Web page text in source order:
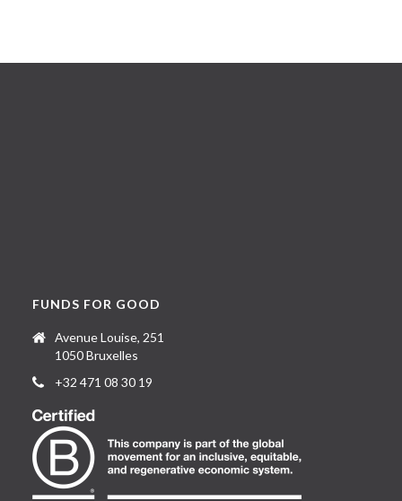
FUNDS FOR GOOD
Avenue Louise, 251
1050 Bruxelles
+32 471 08 30 19